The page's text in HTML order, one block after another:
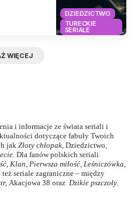
DZIEDZICTWO
TURECKIE
SERIALE
WIĘCEJ
i informacje ze świata seriali i
dotyczące fabuły Twoich
jak Złoty chłopak Dziedzictwo
. Dla fanów polskich seriali
Klan Pierwsza miłość, Leśniczówka
seriale zagraniczne – między
, Akacjowa 38 oraz Dzikie pszczoły